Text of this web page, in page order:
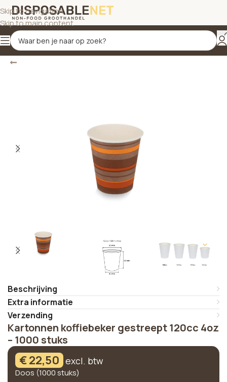
Skip to navigation
Skip to main content
Terug Home/Bekers/Koffiebekers
Beschrijving
Extra informatie
Verzending
Kartonnen koffiebeker gestreept 120cc 4oz
– 1000 stuks
€22,50 excl. btw
Doos (1000 stuks)